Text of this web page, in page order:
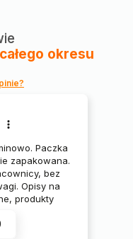
okresu
Paczka
zapakowana.
bez
Opisy na
produkty